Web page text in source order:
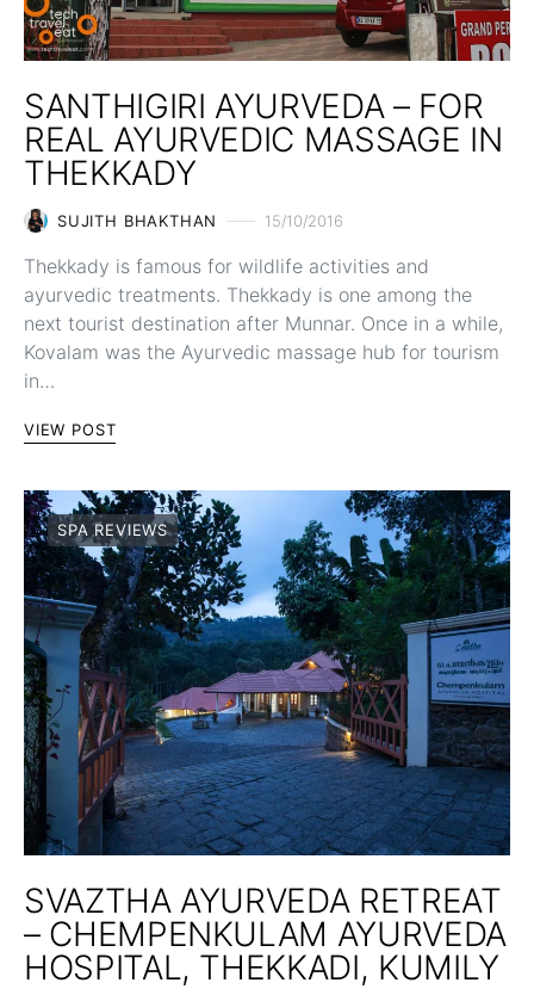
SANTHIGIRI AYURVEDA – FOR
REAL AYURVEDIC MASSAGE IN
THEKKADY
SUJITH BHAKTHAN 15/10/2016
Thekkady is famous for wildlife activities and
ayurvedic treatments. Thekkady is one among the
next tourist destination after Munnar. Once in a while,
Kovalam was the Ayurvedic massage hub for tourism
in…
VIEW POST
SPA REVIEWS
SVAZTHA AYURVEDA RETREAT
– CHEMPENKULAM AYURVEDA
HOSPITAL, THEKKADI, KUMILY